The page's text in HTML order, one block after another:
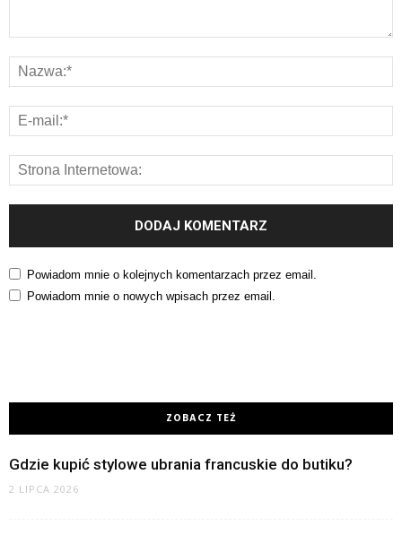
Powiadom mnie o kolejnych komentarzach przez email.
Powiadom mnie o nowych wpisach przez email.
ZOBACZ TEŻ
Gdzie kupić stylowe ubrania francuskie do butiku?
2 LIPCA 2026